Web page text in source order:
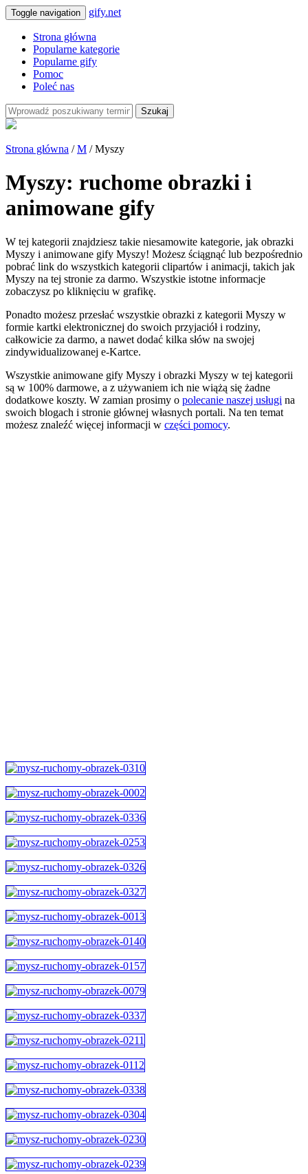
Toggle navigation gify.net
Strona główna
Popularne kategorie
Popularne gify
Pomoc
Poleć nas
Szukaj
Strona główna /M / Myszy
Myszy: ruchome obrazki i
animowane gify
W tej kategorii znajdziesz takie niesamowite kategorie, jak obrazki
Myszy i animowane gify Myszy! Możesz ściągnąć lub bezpośrednio
pobrać link do wszystkich kategorii clipartów i animacji, takich jak
Myszy na tej stronie za darmo. Wszystkie istotne informacje
zobaczysz po kliknięciu w grafikę.
Ponadto możesz przesłać wszystkie obrazki z kategorii Myszy w
formie kartki elektronicznej do swoich przyjaciół i rodziny,
całkowicie za darmo, a nawet dodać kilka słów na swojej
zindywidualizowanej e-Kartce.
Wszystkie animowane gify Myszy i obrazki Myszy w tej kategorii
są w 100% darmowe, a z używaniem ich nie wiążą się żadne
dodatkowe koszty. W zamian prosimy o polecanie naszej usługi na
swoich blogach i stronie głównej własnych portali. Na ten temat
możesz znaleźć więcej informacji w części pomocy.